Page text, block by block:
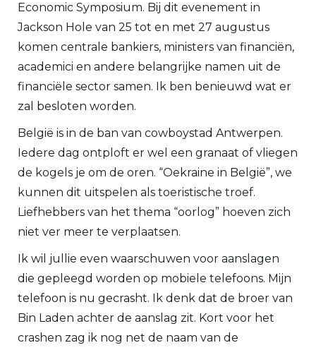
Economic Symposium. Bij dit evenement in
Jackson Hole van 25 tot en met 27 augustus
komen centrale bankiers, ministers van financiën,
academici en andere belangrijke namen uit de
financiële sector samen. Ik ben benieuwd wat er
zal besloten worden.
België is in de ban van cowboystad Antwerpen.
Iedere dag ontploft er wel een granaat of vliegen
de kogels je om de oren. “Oekraine in België”, we
kunnen dit uitspelen als toeristische troef.
Liefhebbers van het thema “oorlog” hoeven zich
niet ver meer te verplaatsen.
Ik wil jullie even waarschuwen voor aanslagen
die gepleegd worden op mobiele telefoons. Mijn
telefoon is nu gecrasht. Ik denk dat de broer van
Bin Laden achter de aanslag zit. Kort voor het
crashen zag ik nog net de naam van de